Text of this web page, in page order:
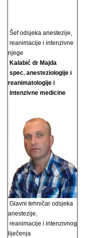
Šef odsjeka anestezije,
reanimacije i intenzivne
njege
Kalabić dr Majda
spec. anesteziologije i
reanimatologije i
intenzivne medicine
Glavni tehničar odsjeka
anestezije,
reanimacije i intenzivnog
liječenja